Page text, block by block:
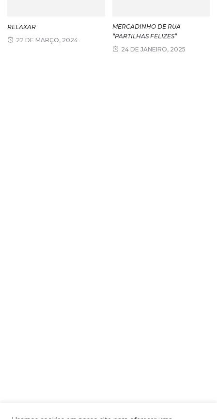
RELAXAR
22 DE MARÇO, 2024
MERCADINHO DE RUA
“PARTILHAS FELIZES”
24 DE JANEIRO, 2025